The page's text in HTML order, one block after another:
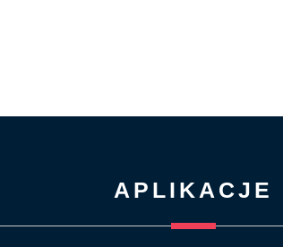
APLIKACJE